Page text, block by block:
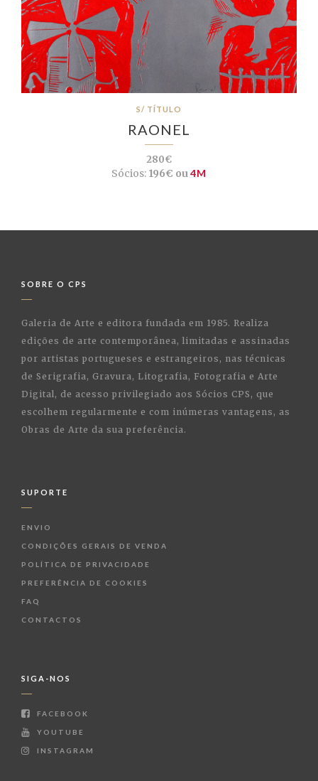
S/ TÍTULO
RAONEL
280€
Sócios: 196€ ou4M
SOBRE O CPS
Galeria de Arte e editora fundada em 1985. Realiza
edições de arte contemporânea, limitadas e assinadas
por artistas portugueses e estrangeiros, nas técnicas
de Serigrafia, Gravura, Litografia, Fotografia e Arte
Digital, de acesso privilegiado aos Sócios CPS, que
escolhem regularmente e com inúmeras vantagens, as
Obras de Arte da sua preferência.
SUPORTE
ENVIO
CONDIÇÕES GERAIS DE VENDA
POLÍTICA DE PRIVACIDADE
PREFERÊNCIA DE COOKIES
FAQ
CONTACTOS
SIGA-NOS
FACEBOOK
YOUTUBE
INSTAGRAM